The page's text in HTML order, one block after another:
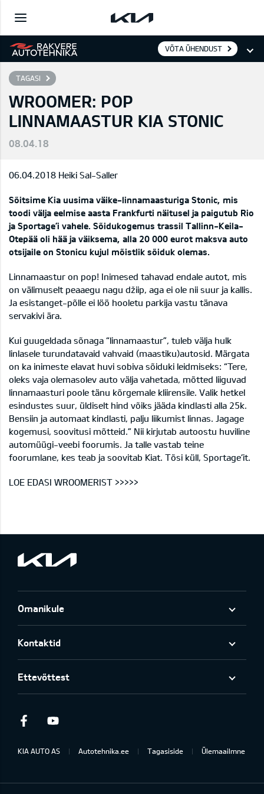
VÕTA ÜHENDUST
TAGASI
WROOMER: POP
LINNAMAASTUR KIA STONIC
08.04.18
06.04.2018 Heiki Sal-Saller
Sõitsime Kia uusima väike-linnamaasturiga Stonic, mis
toodi välja eelmise aasta Frankfurti näitusel ja paigutub Rio
ja Sportage’i vahele. Sõidukogemus trassil Tallinn-Keila-
Otepää oli hää ja väiksema, alla 20 000 eurot maksva auto
otsijaile on Stonicu kujul mõistlik sõiduk olemas.
Linnamaastur on pop! Inimesed tahavad endale autot, mis
on välimuselt peaaegu nagu džiip, aga ei ole nii suur ja kallis.
Ja esistanget-põlle ei löö hooletu parkija vastu tänava
servakivi ära.
Kui guugeldada sõnaga “linnamaastur”, tuleb välja hulk
linlasele turundatavaid vahvaid (maastiku)autosid. Märgata
on ka inimeste elavat huvi sobiva sõiduki leidmiseks: “Tere,
oleks vaja olemasolev auto välja vahetada, mõtted liiguvad
linnamaasturi poole tänu kõrgemale kliirensile. Valik hetkel
esindustes suur, üldiselt hind võiks jääda kindlasti alla 25k.
Bensiin ja automaat kindlasti, palju liikumist linnas. Jagage
kogemusi, soovitusi mõtteid.” Nii kirjutab autoostu huviline
automüügi-veebi foorumis. Ja talle vastab teine
foorumlane, kes teab ja soovitab Kiat. Tõsi küll, Sportage’it.
LOE EDASI WROOMERIST >>>>>
Omanikule
Kontaktid
Ettevõttest
Facebook
KIA AUTO AS Autotehnika.ee Tagasiside Ülemaailmne